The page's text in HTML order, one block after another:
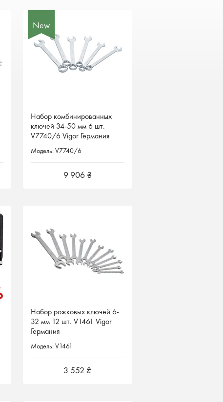
New
Набор комбинированных
ключей 34-50 мм 6 шт.
V7740/6 Vigor Германия
Модель: V7740/6
9 906 ₴
New
Набор комбинированных
ключей 34-50 мм 6 шт.
V7740/6 Vigor Германия
Модель: V7740/6
9 906 ₴
Набор рожковых ключей 6-
32 мм 12 шт. V1461 Vigor
Германия
Модель: V1461
3 552 ₴
Набор рожковых ключей 6-
32 мм 12 шт. V1461 Vigor
Германия
Модель: V1461
3 552 ₴